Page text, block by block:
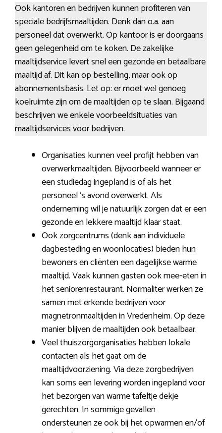
Ook kantoren en bedrijven kunnen profiteren van
speciale bedrijfsmaaltijden. Denk dan o.a. aan
personeel dat overwerkt. Op kantoor is er doorgaans
geen gelegenheid om te koken. De zakelijke
maaltijdservice levert snel een gezonde en betaalbare
maaltijd af. Dit kan op bestelling, maar ook op
abonnementsbasis. Let op: er moet wel genoeg
koelruimte zijn om de maaltijden op te slaan. Bijgaand
beschrijven we enkele voorbeeldsituaties van
maaltijdservices voor bedrijven.
Organisaties kunnen veel profijt hebben van
overwerkmaaltijden. Bijvoorbeeld wanneer er
een studiedag ingepland is of als het
personeel ‘s avond overwerkt. Als
onderneming wil je natuurlijk zorgen dat er een
gezonde en lekkere maaltijd klaar staat.
Ook zorgcentrums (denk aan individuele
dagbesteding en woonlocaties) bieden hun
bewoners en cliënten een dagelijkse warme
maaltijd. Vaak kunnen gasten ook mee-eten in
het seniorenrestaurant. Normaliter werken ze
samen met erkende bedrijven voor
magnetronmaaltijden in Vredenheim. Op deze
manier blijven de maaltijden ook betaalbaar.
Veel thuiszorgorganisaties hebben lokale
contacten als het gaat om de
maaltijdvoorziening. Via deze zorgbedrijven
kan soms een levering worden ingepland voor
het bezorgen van warme tafeltje dekje
gerechten. In sommige gevallen
ondersteunen ze ook bij het opwarmen en/of